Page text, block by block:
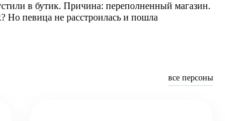
в бутик. Причина: переполненный магазин.
Но певица не расстроилась и пошла
все персоны